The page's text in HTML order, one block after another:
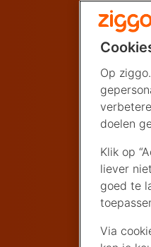
Op
doelen
Klik op
liever
goed te
Via